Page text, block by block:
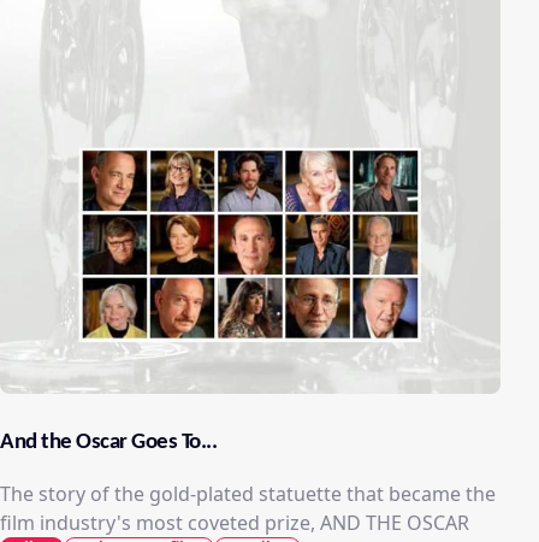
And the Oscar Goes To...
The story of the gold-plated statuette that became the
film industry's most coveted prize, AND THE OSCAR